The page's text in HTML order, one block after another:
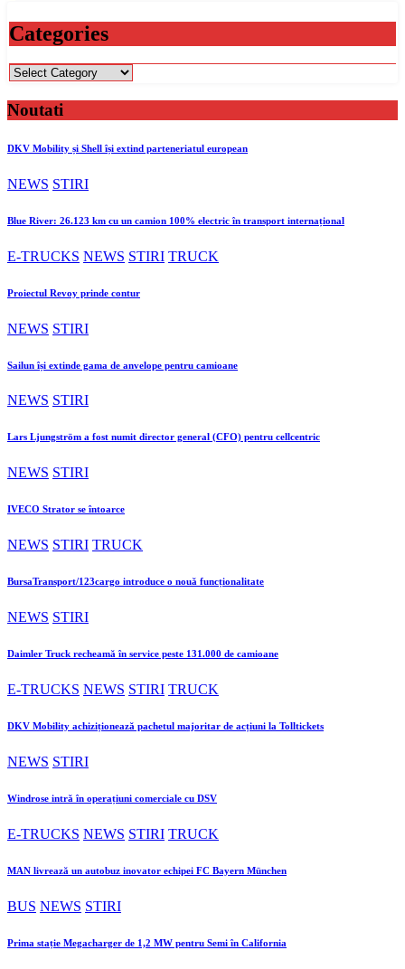
Categories
Categories
Noutati
DKV Mobility și Shell își extind parteneriatul european
NEWS STIRI
Blue River: 26.123 km cu un camion 100% electric în transport internațional
E-TRUCKS NEWS STIRI TRUCK
Proiectul Revoy prinde contur
NEWS STIRI
Sailun își extinde gama de anvelope pentru camioane
NEWS STIRI
Lars Ljungström a fost numit director general (CFO) pentru cellcentric
NEWS STIRI
IVECO Strator se întoarce
NEWS STIRI TRUCK
BursaTransport/123cargo introduce o nouă funcționalitate
NEWS STIRI
Daimler Truck recheamă în service peste 131.000 de camioane
E-TRUCKS NEWS STIRI TRUCK
DKV Mobility achiziționează pachetul majoritar de acțiuni la Tolltickets
NEWS STIRI
Windrose intră în operațiuni comerciale cu DSV
E-TRUCKS NEWS STIRI TRUCK
MAN livrează un autobuz inovator echipei FC Bayern München
BUS NEWS STIRI
Prima stație Megacharger de 1,2 MW pentru Semi în California